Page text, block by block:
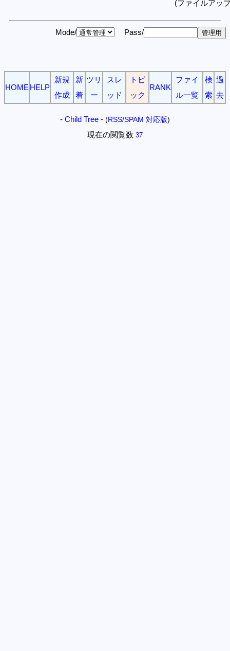
(ファイルアッ
Mode/ Pass/
HOME HELP
新規
作成
新
着
ツリ
ー
スレ
ッド
トピ
ック
RANK
ファイ
ル一覧
検
索
過
去
- Child Tree - (RSS/SPAM 対応版)
現在の閲覧数 37